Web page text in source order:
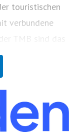
touristischen
verbundene
TMB sind das
Vereinigung
Förderung der
Kongress GmbH